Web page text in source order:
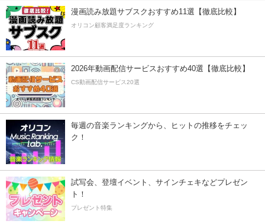
漫画読み放題サブスクおすすめ11選【徹底比較】
オリコン顧客満足度ランキング
2026年動画配信サービスおすすめ40選【徹底比較】
CS動画配信サービス20選
毎週の音楽ランキングから、ヒットの推移をチェッ
ク！
試写会、登壇イベント、サインチェキなどプレゼン
ト！
プレゼント特集